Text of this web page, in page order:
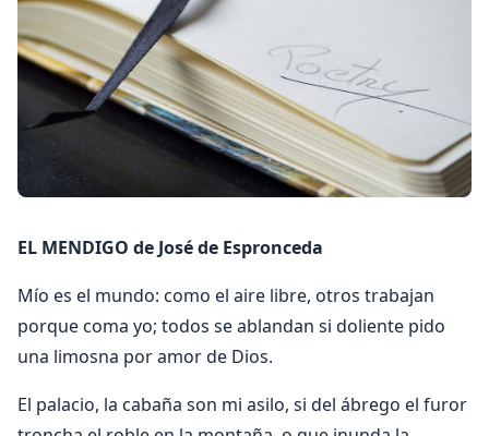
EL MENDIGO de José de Espronceda
Mío es el mundo: como el aire libre, otros trabajan
porque coma yo; todos se ablandan si doliente pido
una limosna por amor de Dios.
El palacio, la cabaña son mi asilo, si del ábrego el furor